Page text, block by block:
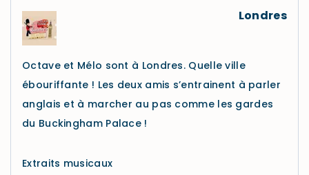
Londres
Octave et Mélo sont à Londres. Quelle ville
ébouriffante ! Les deux amis s’entrainent à parler
anglais et à marcher au pas comme les gardes
du Buckingham Palace !
Extraits musicaux